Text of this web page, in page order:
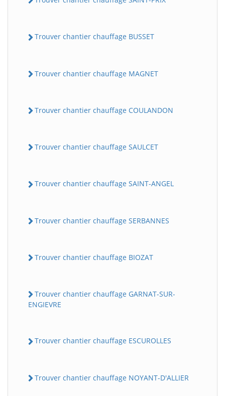
Trouver chantier chauffage BUSSET
Trouver chantier chauffage MAGNET
Trouver chantier chauffage COULANDON
Trouver chantier chauffage SAULCET
Trouver chantier chauffage SAINT-ANGEL
Trouver chantier chauffage SERBANNES
Trouver chantier chauffage BIOZAT
Trouver chantier chauffage GARNAT-SUR-
ENGIEVRE
Trouver chantier chauffage ESCUROLLES
Trouver chantier chauffage NOYANT-D'ALLIER